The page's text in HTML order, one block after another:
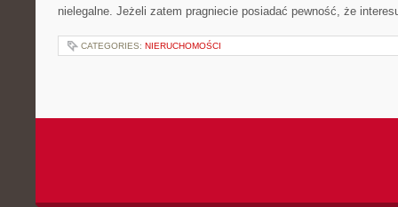
nielegalne. Jeżeli zatem pragniecie posiadać pewność, że
CATEGORIES: NIERUCHOMOŚCI